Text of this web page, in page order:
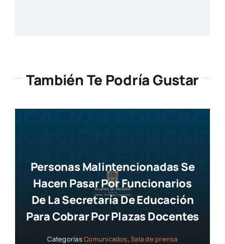
También Te Podría Gustar
Personas Malintencionadas Se
Hacen Pasar Por Funcionarios
De La Secretaría De Educación
Para Cobrar Por Plazas Docentes
CategoríasComunicados,Sala de prensa